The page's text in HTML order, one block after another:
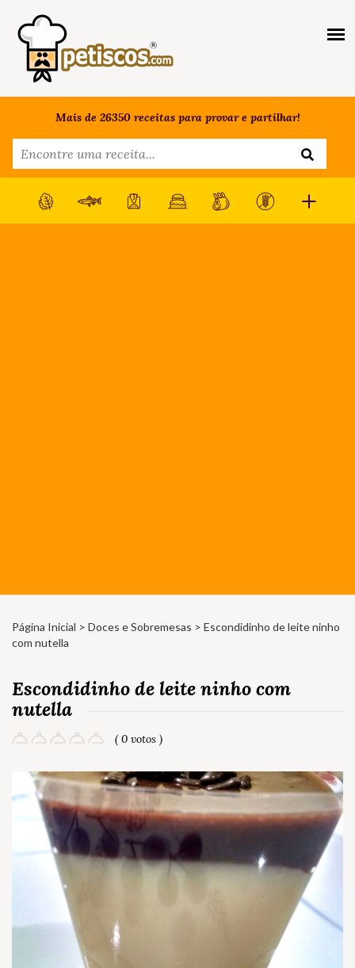
Mais de 26350 receitas para provar e partilhar!
Página Inicial > Doces e Sobremesas > Escondidinho de leite ninho
com nutella
Escondidinho de leite ninho com
nutella
( 0 votos )